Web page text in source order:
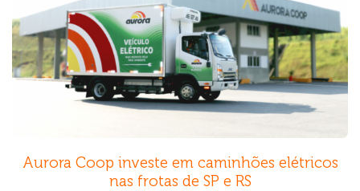
Aurora Coop investe em caminhões elétricos
nas frotas de SP e RS